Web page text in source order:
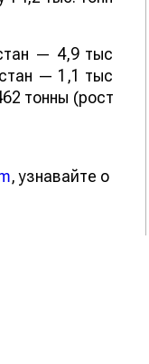
— 4,9 тыс
— 1,1 тыс
тонны (рост
, узнавайте о